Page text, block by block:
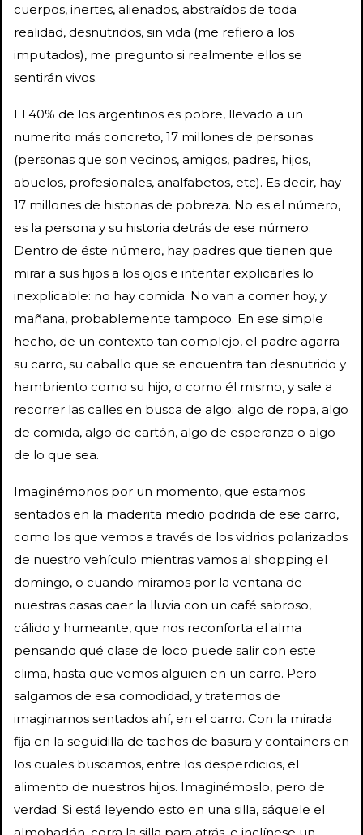
cuerpos, inertes, alienados, abstraídos de toda
realidad, desnutridos, sin vida (me refiero a los
imputados), me pregunto si realmente ellos se
sentirán vivos.
El 40% de los argentinos es pobre, llevado a un
numerito más concreto, 17 millones de personas
(personas que son vecinos, amigos, padres, hijos,
abuelos, profesionales, analfabetos, etc). Es decir, hay
17 millones de historias de pobreza. No es el número,
es la persona y su historia detrás de ese número.
Dentro de éste número, hay padres que tienen que
mirar a sus hijos a los ojos e intentar explicarles lo
inexplicable: no hay comida. No van a comer hoy, y
mañana, probablemente tampoco. En ese simple
hecho, de un contexto tan complejo, el padre agarra
su carro, su caballo que se encuentra tan desnutrido y
hambriento como su hijo, o como él mismo, y sale a
recorrer las calles en busca de algo: algo de ropa, algo
de comida, algo de cartón, algo de esperanza o algo
de lo que sea.
Imaginémonos por un momento, que estamos
sentados en la maderita medio podrida de ese carro,
como los que vemos a través de los vidrios polarizados
de nuestro vehículo mientras vamos al shopping el
domingo, o cuando miramos por la ventana de
nuestras casas caer la lluvia con un café sabroso,
cálido y humeante, que nos reconforta el alma
pensando qué clase de loco puede salir con este
clima, hasta que vemos alguien en un carro. Pero
salgamos de esa comodidad, y tratemos de
imaginarnos sentados ahí, en el carro. Con la mirada
fija en la seguidilla de tachos de basura y containers en
los cuales buscamos, entre los desperdicios, el
alimento de nuestros hijos. Imaginémoslo, pero de
verdad. Si está leyendo esto en una silla, sáquele el
almohadón, corra la silla para atrás, e inclínese un